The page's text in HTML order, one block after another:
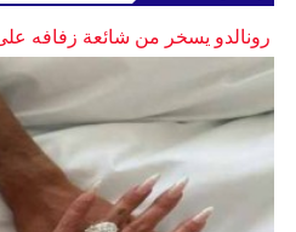
رونالدو يسخر من شائعة زفافه على